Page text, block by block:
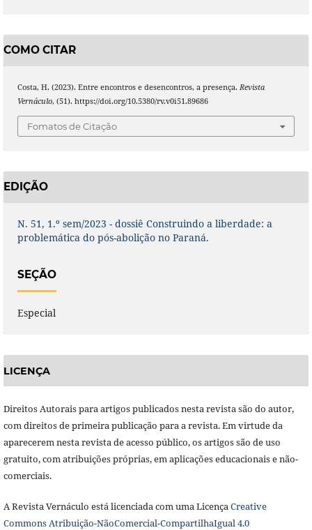
COMO CITAR
Costa, H. (2023). Entre encontros e desencontros, a presença. Revista
Vernáculo, (51). https://doi.org/10.5380/rv.v0i51.89686
Fomatos de Citação
EDIÇÃO
N. 51, 1.º sem/2023 - dossiê Construindo a liberdade: a
problemática do pós-abolição no Paraná.
SEÇÃO
Especial
LICENÇA
Direitos Autorais para artigos publicados nesta revista são do autor,
com direitos de primeira publicação para a revista. Em virtude da
aparecerem nesta revista de acesso público, os artigos são de uso
gratuito, com atribuições próprias, em aplicações educacionais e não-
comerciais.
A Revista Vernáculo está licenciada com uma LicençaCreative
Commons Atribuição-NãoComercial-CompartilhaIgual 4.0